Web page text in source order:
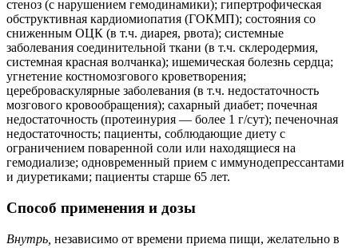
стеноз (с нарушением гемодинамики); гипертрофическая
обструктивная кардиомиопатия (ГОКМП); состояния со
сниженным ОЦК (в т.ч. диарея, рвота); системные
заболевания соединительной ткани (в т.ч. склеродермия,
системная красная волчанка); ишемическая болезнь сердца;
угнетение костномозгового кроветворения;
цереброваскулярные заболевания (в т.ч. недостаточность
мозгового кровообращения); сахарный диабет; почечная
недостаточность (протеинурия — более 1 г/сут); печеночная
недостаточность; пациенты, соблюдающие диету с
ограничением поваренной соли или находящиеся на
гемодиализе; одновременный прием с иммунодепрессантами
и диуретиками; пациенты старше 65 лет.
Способ применения и дозы
Внутрь, независимо от времени приема пищи, желательно в